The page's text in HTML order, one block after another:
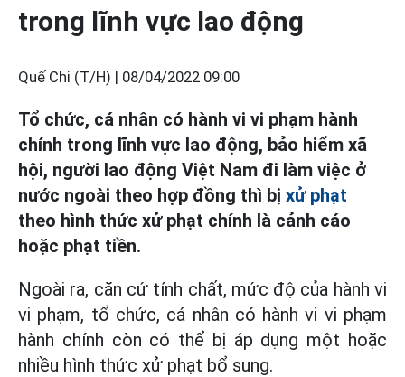
trong lĩnh vực lao động
Quế Chi (T/H) | 08/04/2022 09:00
Tổ chức, cá nhân có hành vi vi phạm hành
chính trong lĩnh vực lao động, bảo hiểm xã
hội, người lao động Việt Nam đi làm việc ở
nước ngoài theo hợp đồng thì bị xử phạt
theo hình thức xử phạt chính là cảnh cáo
hoặc phạt tiền.
Ngoài ra, căn cứ tính chất, mức độ của hành vi
vi phạm, tổ chức, cá nhân có hành vi vi phạm
hành chính còn có thể bị áp dụng một hoặc
nhiều hình thức xử phạt bổ sung.